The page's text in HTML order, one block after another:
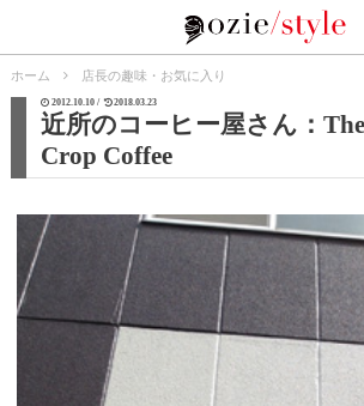
ホーム 店長の趣味・お気に入り
2012.10.10 / 2018.03.23
近所のコーヒー屋さん：
Crop Coffee